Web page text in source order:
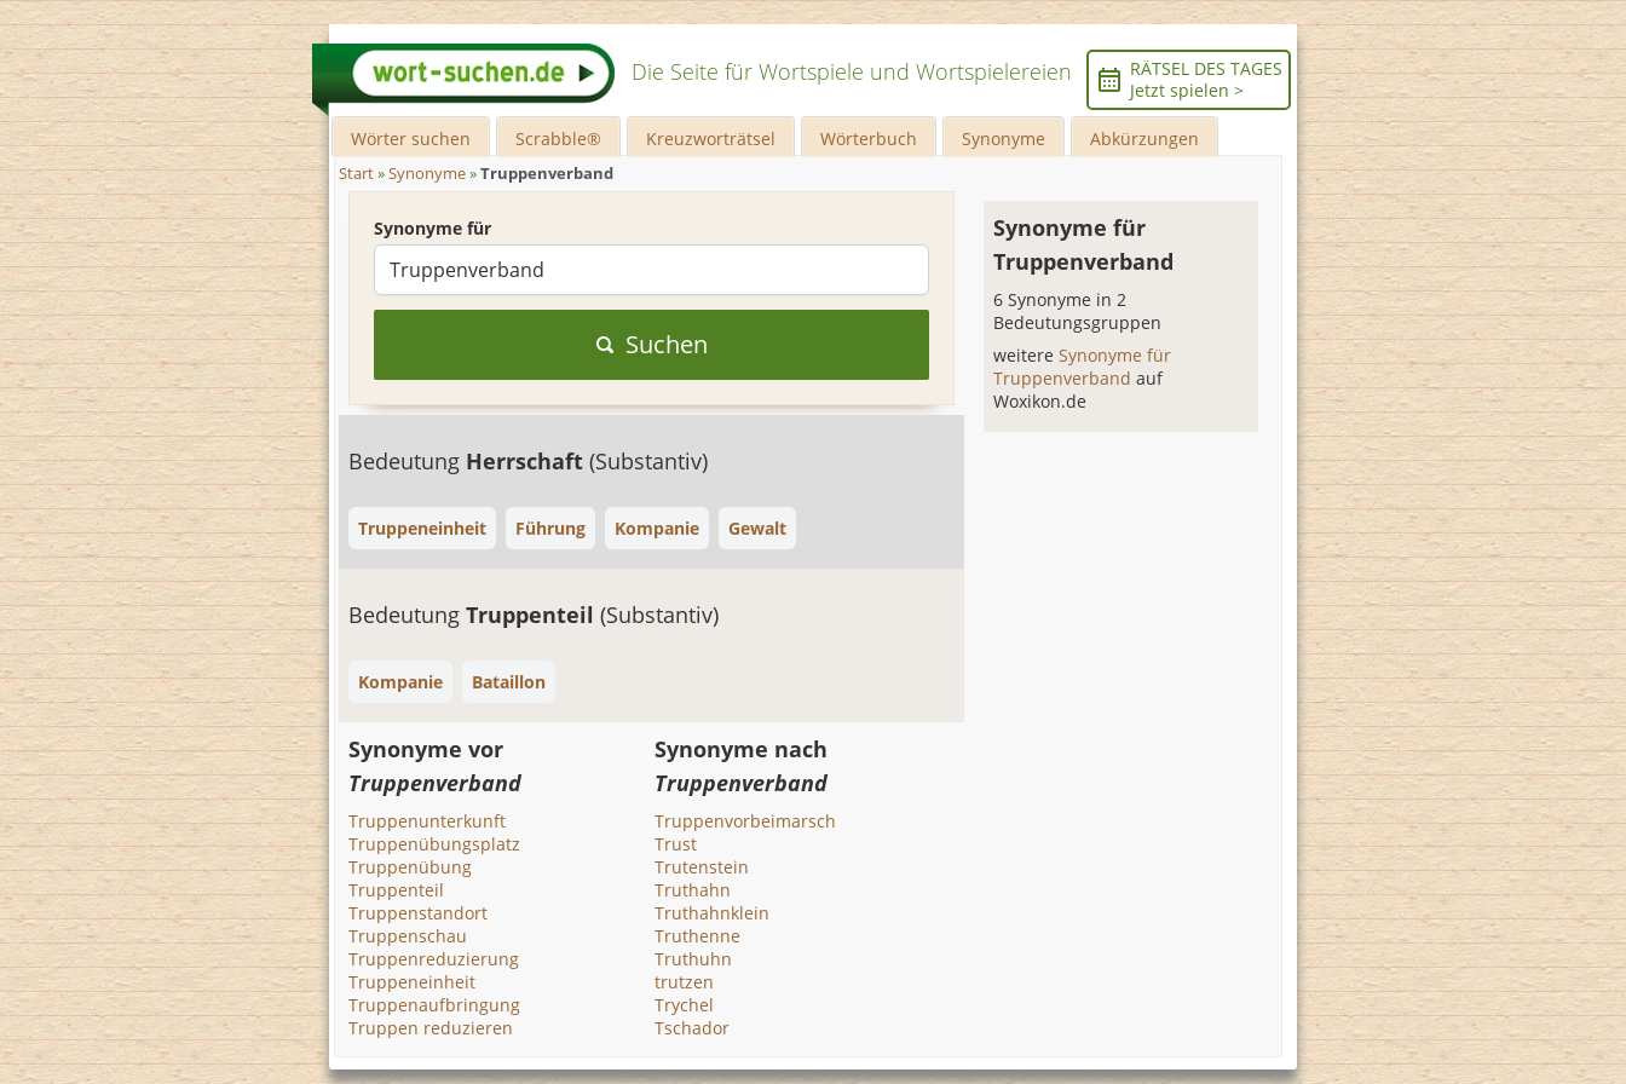
Die Seite für Wortspiele und Wortspielereien
RÄTSEL DES TAGES
Jetzt spielen >
Wörter suchen Scrabble® Kreuzworträtsel Wörterbuch Synonyme Abkürzungen
Start»Synonyme»Truppenverband
Synonyme für
Suchen
Bedeutung Herrschaft (Substantiv)
Truppeneinheit Führung Kompanie Gewalt
Bedeutung Truppenteil (Substantiv)
Kompanie Bataillon
Synonyme für
Truppenverband
6 Synonyme in 2
Bedeutungsgruppen
weitereSynonyme für
Truppenverbandauf
Woxikon.de
Synonyme vor
Truppenverband
Truppenunterkunft
Truppenübungsplatz
Truppenübung
Truppenteil
Truppenstandort
Truppenschau
Truppenreduzierung
Truppeneinheit
Truppenaufbringung
Truppen reduzieren
Synonyme nach
Truppenverband
Truppenvorbeimarsch
Trust
Trutenstein
Truthahn
Truthahnklein
Truthenne
Truthuhn
trutzen
Trychel
Tschador